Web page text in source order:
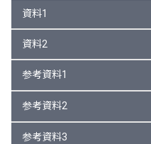
資料1
資料2
参考資料1
参考資料2
参考資料3